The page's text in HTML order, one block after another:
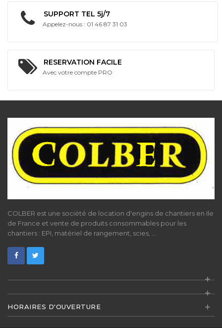
SUPPORT TEL 5j/7
Appelez-nous : 01 46 87 31 03
RESERVATION FACILE
Avec votre compte PRO
COLBER est une société de location d'engins de chantiers en Ile
de France et vente de produits consommables pour les
chantiers : EPI, matériel de rangement, scies, ...
+
+
HORAIRES D'OUVERTURE +